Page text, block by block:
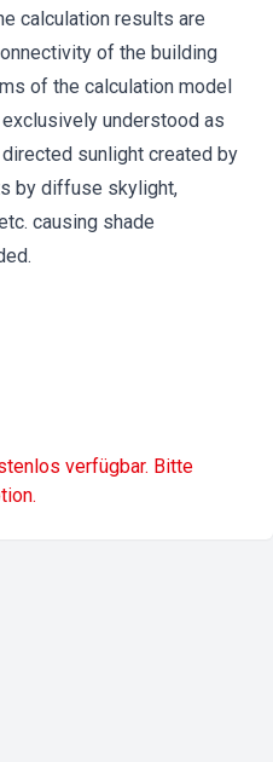
calculation results are
of the building
of the calculation model
understood as
sunlight created by
by diffuse skylight,
causing shade
verfügbar. Bitte